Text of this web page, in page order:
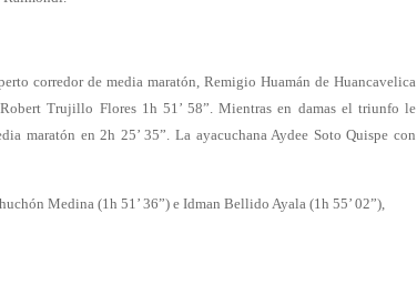
corredor de media maratón, Remigio Huamán de Huancavelica
Trujillo Flores 1h 51’ 58”. Mientras en damas el triunfo le
maratón en 2h 25’ 35”. La ayacuchana Aydee Soto Quispe con
Medina (1h 51’ 36”) e Idman Bellido Ayala (1h 55’ 02”),